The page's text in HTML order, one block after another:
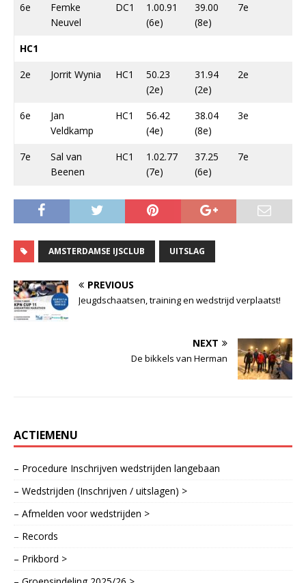
6e
Femke
Neuvel
DC1
1.00.91
(6e)
39.00
(8e)
7e
HC1
2e
Jorrit Wynia HC1
50.23
(2e)
31.94
(2e)
2e
6e
Jan
Veldkamp
HC1
56.42
(4e)
38.04
(8e)
3e
7e
Sal van
Beenen
HC1
1.02.77
(7e)
37.25
(6e)
7e
AMSTERDAMSE IJSCLUB UITSLAG
PREVIOUS
Jeugdschaatsen, training en wedstrijd verplaatst!
NEXT
De bikkels van Herman
ACTIEMENU
– Procedure Inschrijven wedstrijden langebaan
– Wedstrijden (Inschrijven / uitslagen) >
– Afmelden voor wedstrijden >
– Records
– Prikbord >